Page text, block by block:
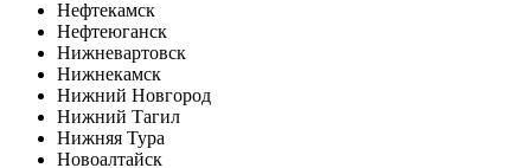
Нефтекамск
Нефтеюганск
Нижневартовск
Нижнекамск
Нижний Новгород
Нижний Тагил
Нижняя Тура
Новоалтайск